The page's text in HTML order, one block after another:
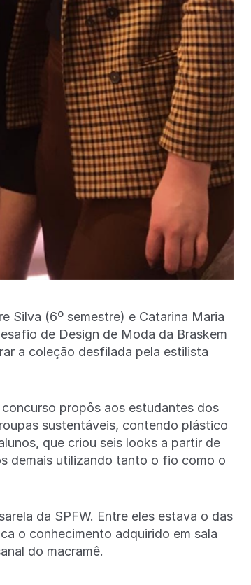
Silva (6º semestre) e Catarina Maria
de Design de Moda da Braskem
a coleção desfilada pela estilista
propôs aos estudantes dos
sustentáveis, contendo plástico
que criou seis looks a partir de
demais utilizando tanto o fio como o
da SPFW. Entre eles estava o das
o conhecimento adquirido em sala
do macramê.